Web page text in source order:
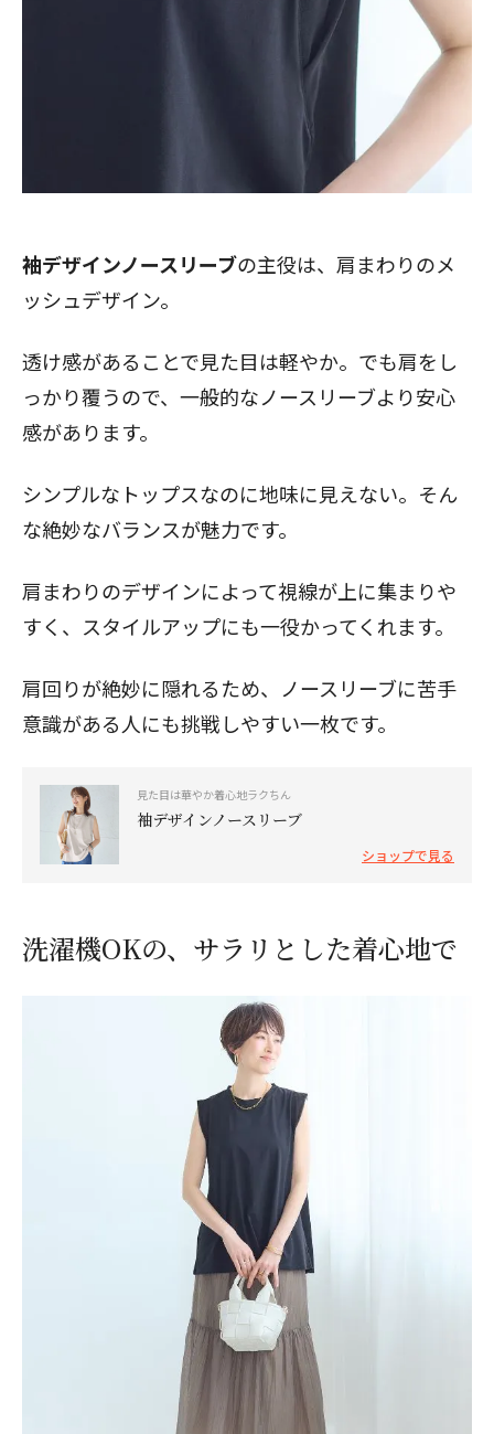
袖デザインノースリーブの主役は、肩まわりのメ
ッシュデザイン。
透け感があることで見た目は軽やか。でも肩をし
っかり覆うので、一般的なノースリーブより安心
感があります。
シンプルなトップスなのに地味に見えない。そん
な絶妙なバランスが魅力です。
肩まわりのデザインによって視線が上に集まりや
すく、スタイルアップにも一役かってくれます。
肩回りが絶妙に隠れるため、ノースリーブに苦手
意識がある人にも挑戦しやすい一枚です。
見た目は華やか着心地ラクちん
袖デザインノースリーブ
ショップで見る
洗濯機OKの、サラリとした着心地で